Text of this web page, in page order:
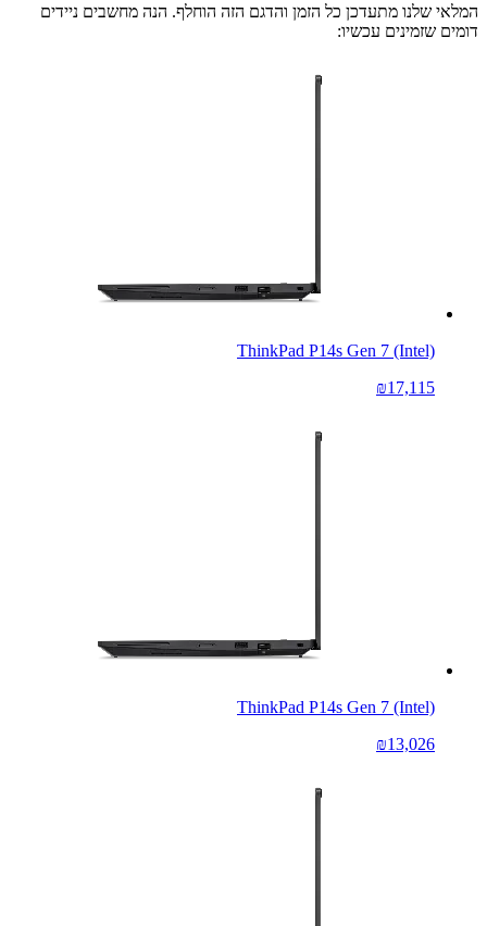
המלאי שלנו מתעדכן כל הזמן והדגם הזה הוחלף. הנה מחשבים ניידים
דומים שזמינים עכשיו:
ThinkPad P14s Gen 7 (Intel)
₪17,115
ThinkPad P14s Gen 7 (Intel)
₪13,026